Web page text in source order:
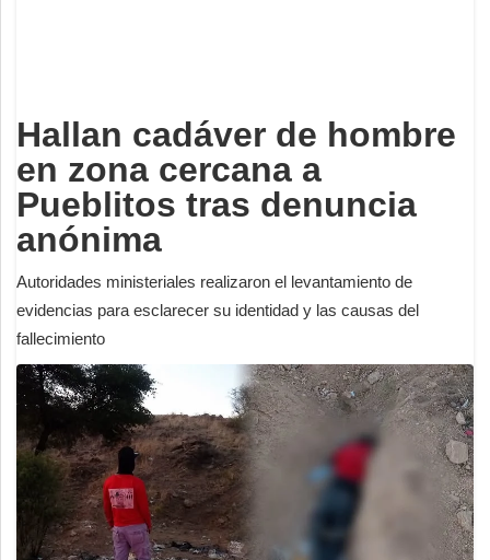
Hallan cadáver de hombre
en zona cercana a
Pueblitos tras denuncia
anónima
Autoridades ministeriales realizaron el levantamiento de
evidencias para esclarecer su identidad y las causas del
fallecimiento